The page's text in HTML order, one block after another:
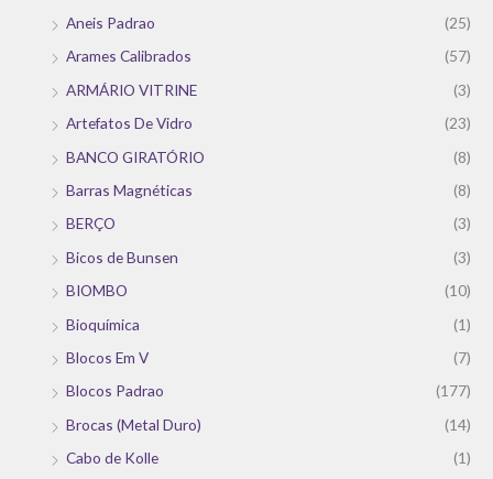
Aneis Padrao
(25)
Arames Calibrados
(57)
ARMÁRIO VITRINE
(3)
Artefatos De Vidro
(23)
BANCO GIRATÓRIO
(8)
Barras Magnéticas
(8)
BERÇO
(3)
Bicos de Bunsen
(3)
BIOMBO
(10)
Bioquímica
(1)
Blocos Em V
(7)
Blocos Padrao
(177)
Brocas (Metal Duro)
(14)
Cabo de Kolle
(1)